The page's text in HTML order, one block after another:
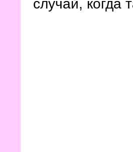
случай, когда